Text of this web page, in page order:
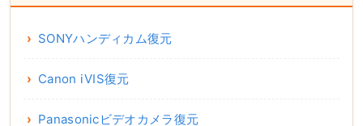
SONYハンディカム復元
Canon iVIS復元
Panasonicビデオカメラ復元